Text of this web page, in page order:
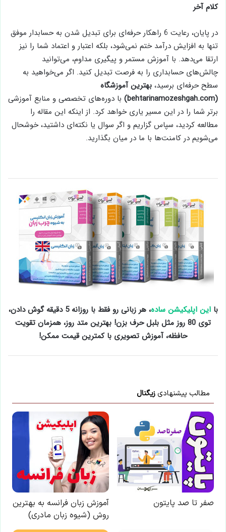
کلام آخر
در پایان، رعایت 6 راهکار حرفه‌ای برای تبدیل شدن به حسابدار موفق
تنها به افزایش درآمد ختم نمی‌شود، بلکه اعتبار و اعتماد شما را نیز
ارتقا می‌دهد. با آموزش مستمر و پیگیری مداوم، می‌توانید
چالش‌های حسابداری را به فرصت تبدیل کنید. اگر می‌خواهید به
سطح حرفه‌ای برسید، بهترین آموزشگاه
(behtarinamozeshgah.com)
با دوره‌های تخصصی و منابع آموزشی
برتر شما را در این مسیر یاری خواهد کرد. از اینکه این مقاله را
مطالعه کردید، سپاس گزاریم و اگر سوال یا نکته‌ای داشتید، خوشحال
می‌شویم در کامنت‌ها با ما در میان بگذارید.
بااین اپلیکیشن ساده
، هر زبانی رو فقط با روزانه 5 دقیقه گوش دادن،
توی 80 روز مثل بلبل حرف بزن! بهترین متد روز، همزمان تقویت
حافظه، آموزش تصویری با کمترین قیمت ممکن!